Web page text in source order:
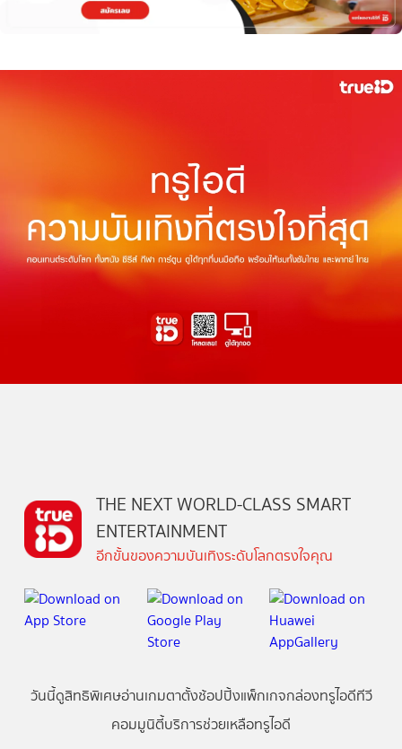
THE NEXT WORLD-CLASS SMART
ENTERTAINMENT
อีกขั้นของความบันเทิงระดับโลกตรงใจคุณ
วันนี้ดูสิทธิพิเศษอ่านเกมตาตั้งช้อปปิ้งแพ็กเกจกล่องทรูไอดีทีวี
คอมมูนิตี้บริการช่วยเหลือทรูไอดี